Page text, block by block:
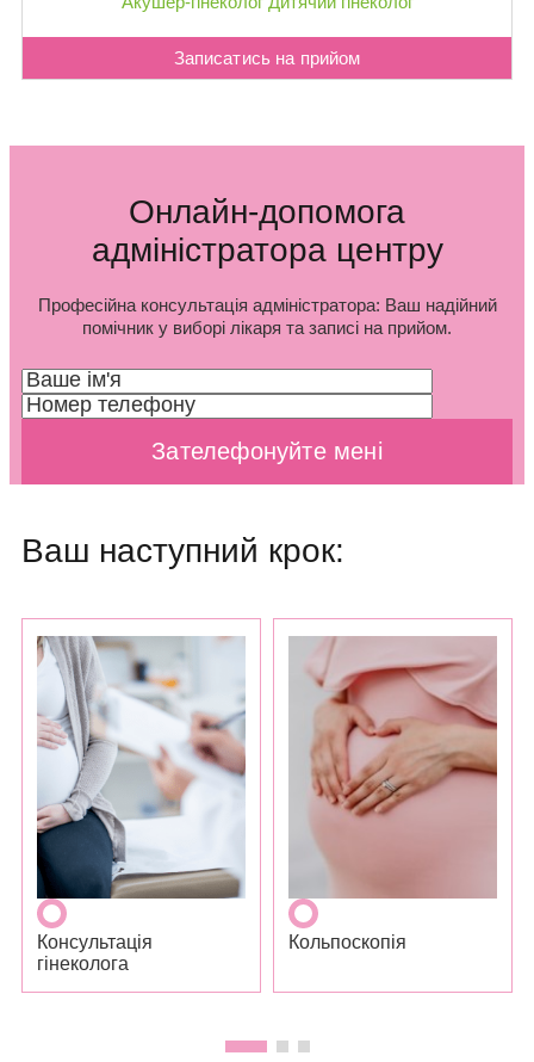
Записатись на прийом
Онлайн-допомога
адміністратора центру
Професійна консультація адміністратора: Ваш надійний
помічник у виборі лікаря та записі на прийом.
Ваш наступний крок:
Консультація
гінеколога
Кольпоскопія